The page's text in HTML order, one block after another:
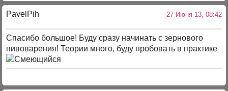
PavelPih 27 Июня 13, 08:42
Спасибо большое! Буду сразу начинать с зернового
пивоварения! Теории много, буду пробовать в практике